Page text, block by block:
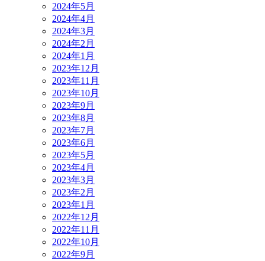
2024年5月
2024年4月
2024年3月
2024年2月
2024年1月
2023年12月
2023年11月
2023年10月
2023年9月
2023年8月
2023年7月
2023年6月
2023年5月
2023年4月
2023年3月
2023年2月
2023年1月
2022年12月
2022年11月
2022年10月
2022年9月